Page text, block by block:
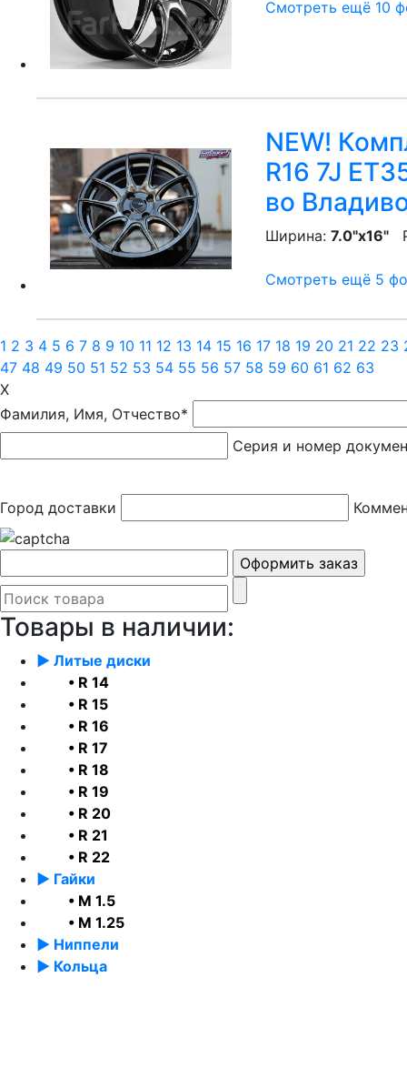
Смотреть ещё 10
NEW!
R16 7J
во
Ширина: 7.0"x16"
Смотреть ещё 5
1 2 3 4 5 6 7 8 9 10 11 12 13 14 15 16 17 18 19 20 21 22 23
47 48 49 50 51 52 53 54 55 56 57 58 59 60 61 62 63
X
Фамилия, Имя, Отчество*
Серия и номер
Город доставки
Товары в наличии:
► Литые диски
• R 14
• R 15
• R 16
• R 17
• R 18
• R 19
• R 20
• R 21
• R 22
► Гайки
• М 1.5
• М 1.25
► Ниппели
► Кольца